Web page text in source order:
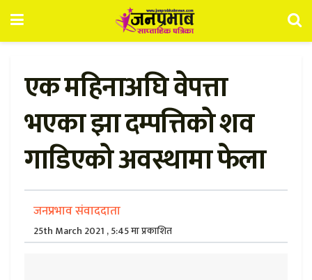
एक महिनाअघि वेपत्ता
भएका झा दम्पत्तिको शव
गाडिएको अवस्थामा फेला
जनप्रभाव संवाददाता
25th March 2021 , 5:45 मा प्रकाशित